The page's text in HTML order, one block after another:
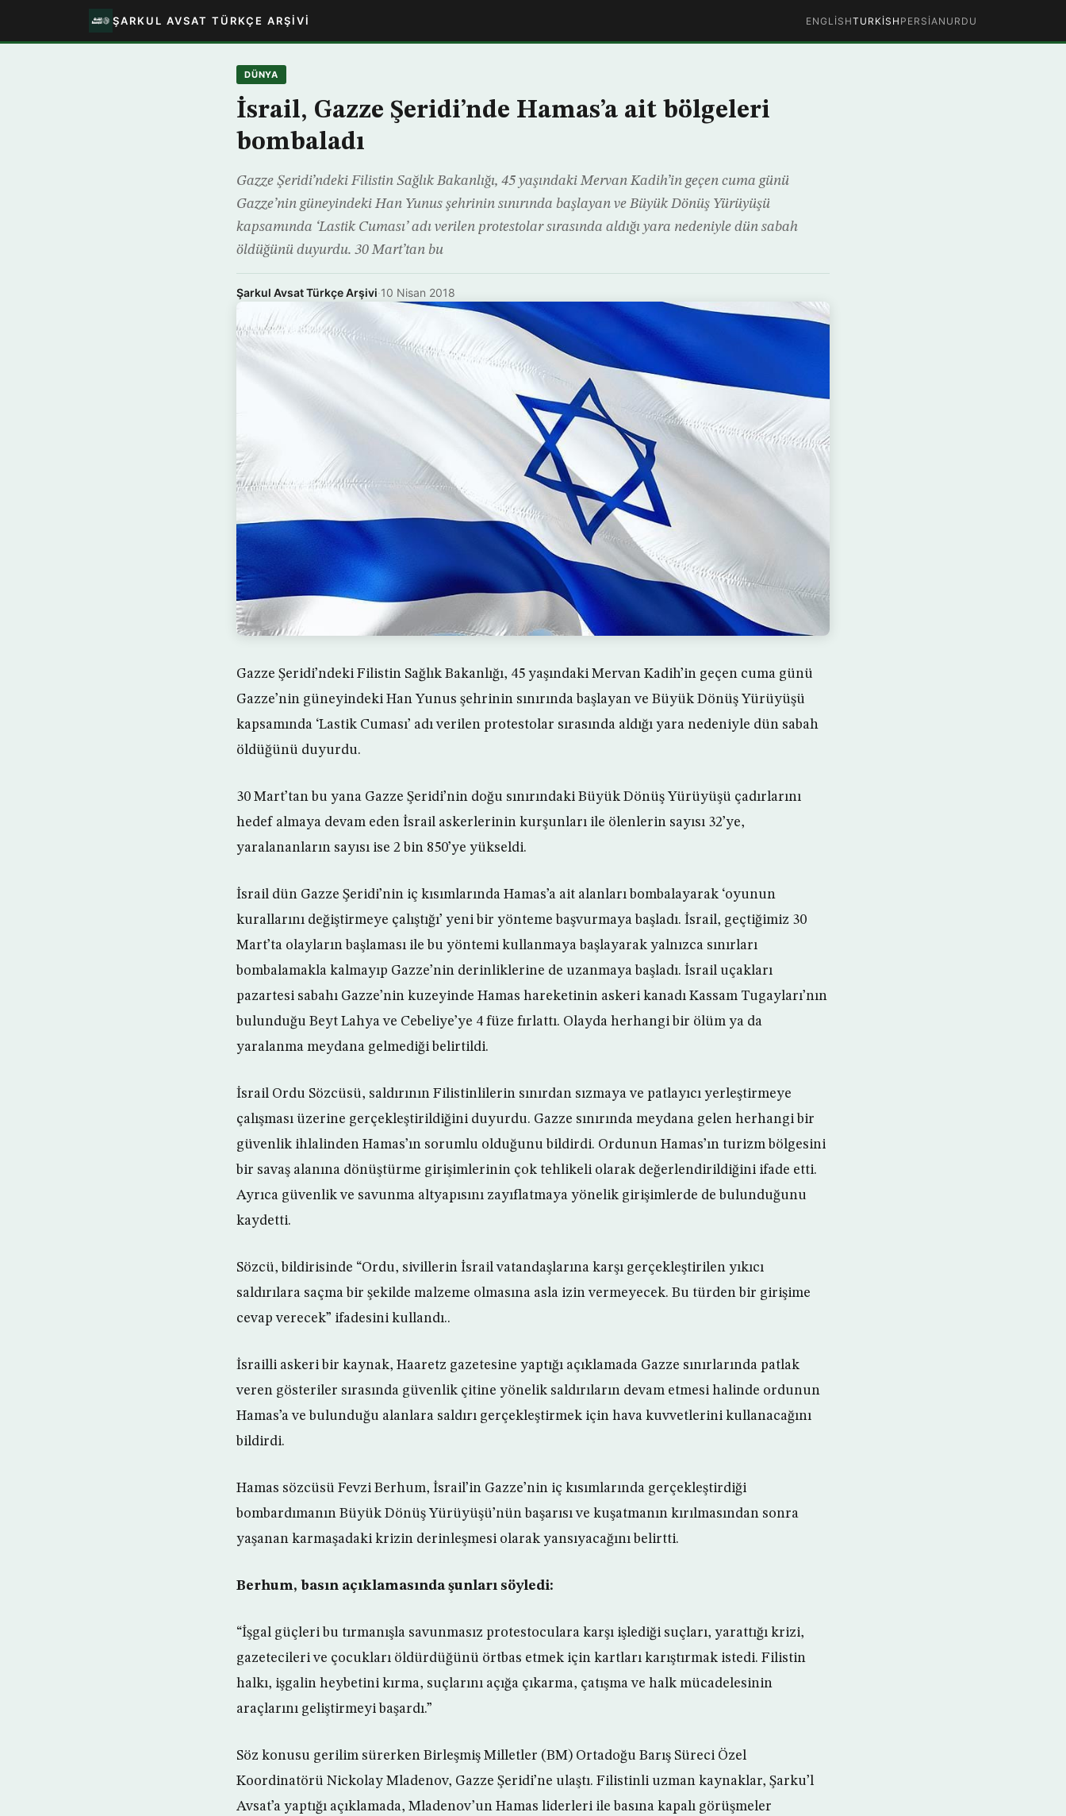
ŞARKUL AVSAT TÜRKÇE ARŞIVI ENGLISHTURKISH PERSIAN URDU
DÜNYA
İsrail, Gazze Şeridi’nde Hamas’a ait bölgeleri
bombaladı
Gazze Şeridi’ndeki Filistin Sağlık Bakanlığı, 45 yaşındaki Mervan Kadih’in geçen cuma günü
Gazze’nin güneyindeki Han Yunus şehrinin sınırında başlayan ve Büyük Dönüş Yürüyüşü
kapsamında ‘Lastik Cuması’ adı verilen protestolar sırasında aldığı yara nedeniyle dün sabah
öldüğünü duyurdu. 30 Mart’tan bu
Şarkul Avsat Türkçe Arşivi·10 Nisan 2018
Gazze Şeridi’ndeki Filistin Sağlık Bakanlığı, 45 yaşındaki Mervan Kadih’in geçen cuma günü
Gazze’nin güneyindeki Han Yunus şehrinin sınırında başlayan ve Büyük Dönüş Yürüyüşü
kapsamında ‘Lastik Cuması’ adı verilen protestolar sırasında aldığı yara nedeniyle dün sabah
öldüğünü duyurdu.
30 Mart’tan bu yana Gazze Şeridi’nin doğu sınırındaki Büyük Dönüş Yürüyüşü çadırlarını
hedef almaya devam eden İsrail askerlerinin kurşunları ile ölenlerin sayısı 32’ye,
yaralananların sayısı ise 2 bin 850’ye yükseldi.
İsrail dün Gazze Şeridi’nin iç kısımlarında Hamas’a ait alanları bombalayarak ‘oyunun
kurallarını değiştirmeye çalıştığı’ yeni bir yönteme başvurmaya başladı. İsrail, geçtiğimiz 30
Mart’ta olayların başlaması ile bu yöntemi kullanmaya başlayarak yalnızca sınırları
bombalamakla kalmayıp Gazze’nin derinliklerine de uzanmaya başladı. İsrail uçakları
pazartesi sabahı Gazze’nin kuzeyinde Hamas hareketinin askeri kanadı Kassam Tugayları’nın
bulunduğu Beyt Lahya ve Cebeliye’ye 4 füze fırlattı. Olayda herhangi bir ölüm ya da
yaralanma meydana gelmediği belirtildi.
İsrail Ordu Sözcüsü, saldırının Filistinlilerin sınırdan sızmaya ve patlayıcı yerleştirmeye
çalışması üzerine gerçekleştirildiğini duyurdu. Gazze sınırında meydana gelen herhangi bir
güvenlik ihlalinden Hamas’ın sorumlu olduğunu bildirdi. Ordunun Hamas’ın turizm bölgesini
bir savaş alanına dönüştürme girişimlerinin çok tehlikeli olarak değerlendirildiğini ifade etti.
Ayrıca güvenlik ve savunma altyapısını zayıflatmaya yönelik girişimlerde de bulunduğunu
kaydetti.
Sözcü, bildirisinde “Ordu, sivillerin İsrail vatandaşlarına karşı gerçekleştirilen yıkıcı
saldırılara saçma bir şekilde malzeme olmasına asla izin vermeyecek. Bu türden bir girişime
cevap verecek” ifadesini kullandı..
İsrailli askeri bir kaynak, Haaretz gazetesine yaptığı açıklamada Gazze sınırlarında patlak
veren gösteriler sırasında güvenlik çitine yönelik saldırıların devam etmesi halinde ordunun
Hamas’a ve bulunduğu alanlara saldırı gerçekleştirmek için hava kuvvetlerini kullanacağını
bildirdi.
Hamas sözcüsü Fevzi Berhum, İsrail’in Gazze’nin iç kısımlarında gerçekleştirdiği
bombardımanın Büyük Dönüş Yürüyüşü’nün başarısı ve kuşatmanın kırılmasından sonra
yaşanan karmaşadaki krizin derinleşmesi olarak yansıyacağını belirtti.
Berhum, basın açıklamasında şunları söyledi:
“İşgal güçleri bu tırmanışla savunmasız protestoculara karşı işlediği suçları, yarattığı krizi,
gazetecileri ve çocukları öldürdüğünü örtbas etmek için kartları karıştırmak istedi. Filistin
halkı, işgalin heybetini kırma, suçlarını açığa çıkarma, çatışma ve halk mücadelesinin
araçlarını geliştirmeyi başardı.”
Söz konusu gerilim sürerken Birleşmiş Milletler (BM) Ortadoğu Barış Süreci Özel
Koordinatörü Nickolay Mladenov, Gazze Şeridi’ne ulaştı. Filistinli uzman kaynaklar, Şarku’l
Avsat’a yaptığı açıklamada, Mladenov’un Hamas liderleri ile basına kapalı görüşmeler